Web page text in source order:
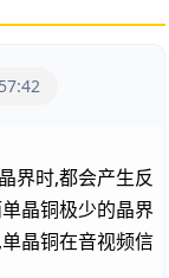
时,都会产生反
晶铜极少的晶界
晶铜在音视频信